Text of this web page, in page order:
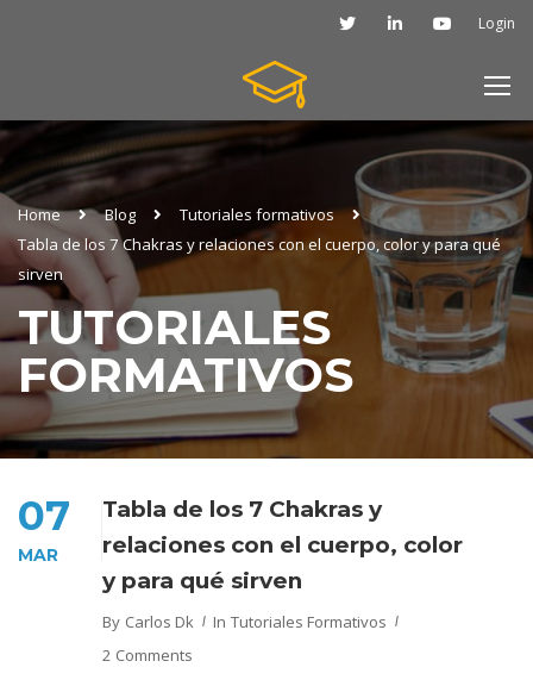
Login
Home Blog
Tutoriales formativos
Tabla de los 7 Chakras y relaciones con el cuerpo, color y para qué
sirven
TUTORIALES
FORMATIVOS
07
MAR
Tabla de los 7 Chakras y
relaciones con el cuerpo, color
y para qué sirven
By Carlos Dk In Tutoriales Formativos
2 Comments